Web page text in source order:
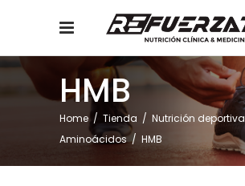
HMB
Home / Tienda / Nutrición deportiva
Aminoácidos/ HMB